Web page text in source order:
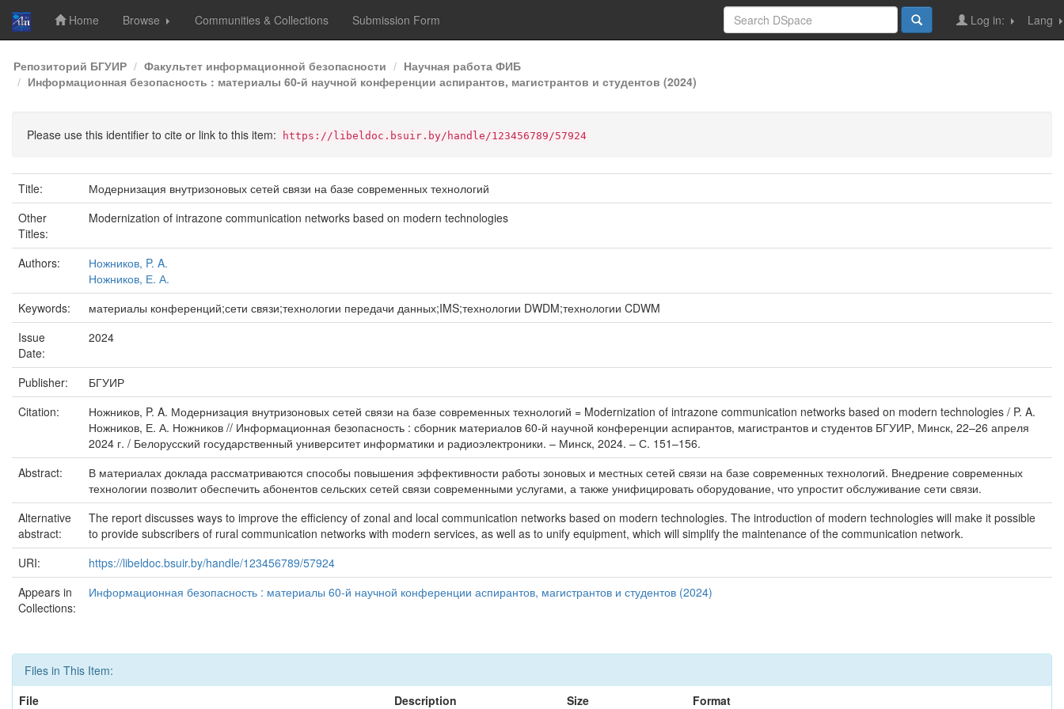
Skip
navigation
Home Browse Communities & Collections Submission Form Lang
Log in:
Репозиторий БГУИР Факультет информационной безопасности
Научная работа ФИБ
Информационная безопасность : материалы 60-й научной конференции аспирантов, магистрантов и студентов (2024)
Please use this identifier to cite or link to this item: https://libeldoc.bsuir.by/handle/123456789/57924
Title:
Модернизация внутризоновых сетей связи на базе современных технологий
Other
Titles:
Modernization of intrazone communication networks based on modern technologies
Authors:
Ножников, P. A.
Ножников, Е. А.
Keywords:
материалы конференций;сети связи;технологии передачи данных;IMS;технологии DWDM;технологии CDWM
Issue
Date:
2024
Publisher:
БГУИР
Citation:
Ножников, P. A. Модернизация внутризоновых сетей связи на базе современных технологий = Modernization of intrazone communication networks based on modern technologies / P. A.
Ножников, Е. А. Ножников // Информационная безопасность : сборник материалов 60-й научной конференции аспирантов, магистрантов и студентов БГУИР, Минск, 22–26 апреля
2024 г. / Белорусский государственный университет информатики и радиоэлектроники. – Минск, 2024. – С. 151–156.
Abstract:
В материалах доклада рассматриваются способы повышения эффективности работы зоновых и местных сетей связи на базе современных технологий. Внедрение современных
технологии позволит обеспечить абонентов сельских сетей связи современными услугами, а также унифицировать оборудование, что упростит обслуживание сети связи.
Alternative
abstract:
The report discusses ways to improve the efficiency of zonal and local communication networks based on modern technologies. The introduction of modern technologies will make it possible
to provide subscribers of rural communication networks with modern services, as well as to unify equipment, which will simplify the maintenance of the communication network.
URI:
https://libeldoc.bsuir.by/handle/123456789/57924
Appears in
Collections:
Информационная безопасность : материалы 60-й научной конференции аспирантов, магистрантов и студентов (2024)
Files in This Item:
File
Description Size Format